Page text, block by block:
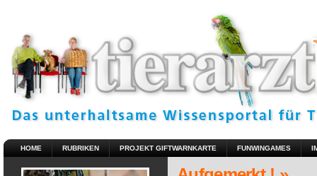
HOME RUBRIKEN PROJEKT GIFTWARNKARTE FUNWINGAMES